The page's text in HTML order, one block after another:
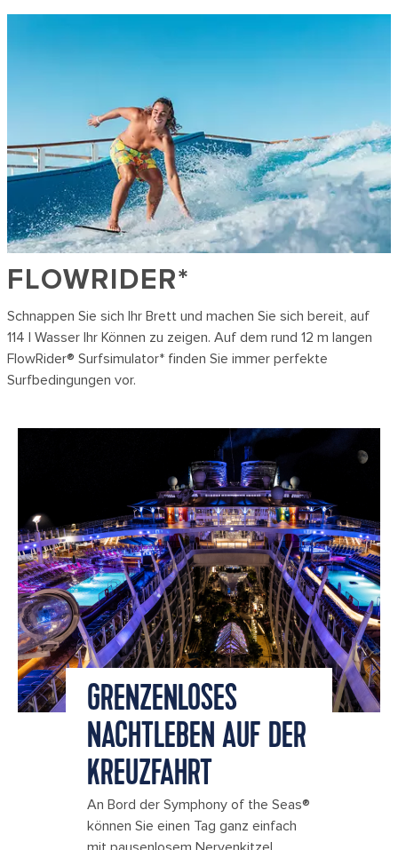
FLOWRIDER*
Schnappen Sie sich Ihr Brett und machen Sie sich bereit, auf
114 l Wasser Ihr Können zu zeigen. Auf dem rund 12 m langen
FlowRider® Surfsimulator* finden Sie immer perfekte
Surfbedingungen vor.
GRENZENLOSES
NACHTLEBEN AUF DER
KREUZFAHRT
An Bord der Symphony of the Seas®
können Sie einen Tag ganz einfach